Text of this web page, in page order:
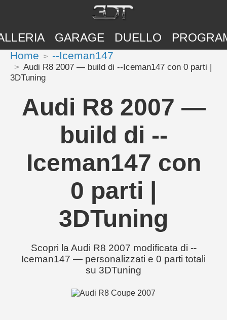
GARAGE DUELLO
Home --Iceman147
Audi R8 2007 — build di --Iceman147 con 0 parti |
3DTuning
Audi R8 2007 —
build di --
Iceman147 con
0 parti |
3DTuning
Scopri la Audi R8 2007 modificata di --
Iceman147 — personalizzati e 0 parti totali
su 3DTuning